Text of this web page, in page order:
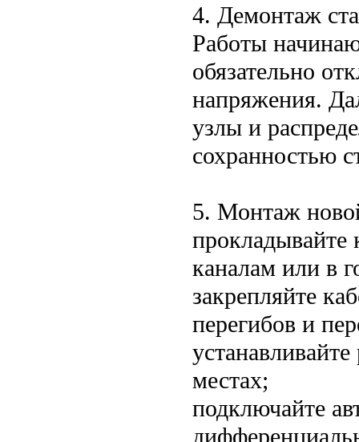
4. Демонтаж
Работы
обязательно
напряжения.
узлы и
сохранностью
5. Монтаж
прокладывайте
каналам или в
закрепляйте
перегибов и
местах;
подключайте